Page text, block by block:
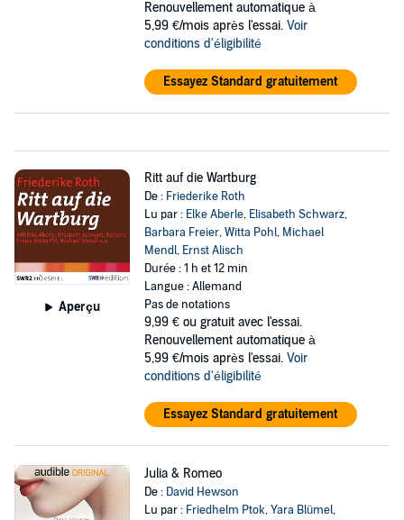
Renouvellement automatique à
5,99 €/mois après l'essai. Voir
conditions d'éligibilité
Essayez Standard gratuitement
Aperçu
Ritt auf die Wartburg
De : Friederike Roth
Lu par : Elke Aberle, Elisabeth Schwarz,
Barbara Freier,Witta Pohl, Michael
Mendl, Ernst Alisch
Durée : 1 h et 12 min
Langue : Allemand
Pas de notations
9,99 € ou gratuit avec l'essai.
Renouvellement automatique à
5,99 €/mois après l'essai. Voir
conditions d'éligibilité
Essayez Standard gratuitement
Julia & Romeo
De : David Hewson
Lu par : Friedhelm Ptok,Yara Blümel,